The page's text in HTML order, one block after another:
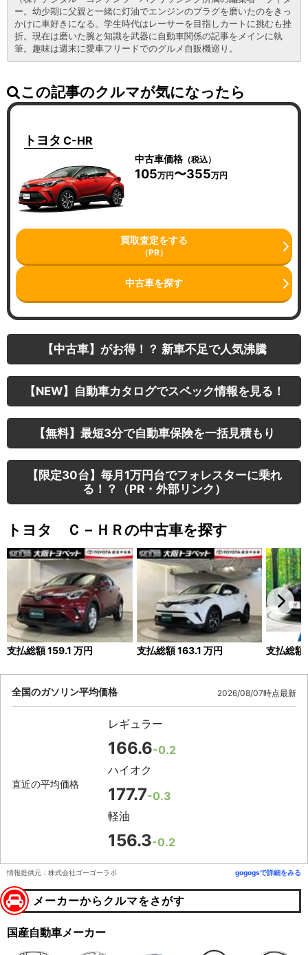
ー。幼少期に父親と一緒に灯油でエンジンのプラグを磨いたのをきっ
かけに車好きになる。学生時代はレーサーを目指しカートに挑むも挫
折。現在は磨いた腕と知識を武器に自動車関係の記事をメインに執
筆。趣味は週末に愛車フリードでのグルメ自販機巡り。
この記事のクルマが気になったら
トヨタ C-HR
中古車価格（税込）
105万円〜355万円
買取査定をする
（PR）
中古車を探す
【中古車】がお得！？ 新車不足で人気沸騰
【NEW】自動車カタログでスペック情報を見る！
【無料】最短3分で自動車保険を一括見積もり
【限定30台】毎月1万円台でフォレスターに乗れ
る！？（PR・外部リンク）
トヨタ Ｃ－ＨＲの中古車を探す
支払総額159.1 万円 支払総額163.1 万円 支払総額
全国のガソリン平均価格 2026/08/07時点最新
直近の平均価格
レギュラー
166.6-0.2
ハイオク
177.7-0.3
軽油
156.3-0.2
情報提供元：株式会社ゴーゴーラボ gogogsで詳細をみる
メーカーからクルマをさがす
国産自動車メーカー